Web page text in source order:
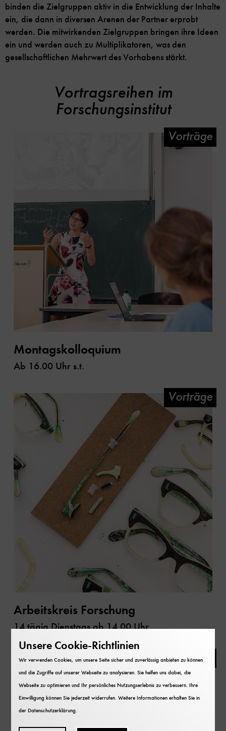
binden die Zielgruppen aktiv in die Entwicklung der Inhalte
ein, die dann in diversen Arenen der Partner erprobt
werden. Die mitwirkenden Zielgruppen bringen ihre Ideen
ein und werden auch zu Multiplikatoren, was den
gesellschaftlichen Mehrwert des Vorhabens stärkt.
Vortragsreihen im
Forschungsinstitut
Montagskolloquium
Ab 16.00 Uhr s.t.
Vorträge
Arbeitskreis Forschung
14 tägig Dienstags ab 14.00 Uhr
Vorträge
Vorträge
Unsere Cookie-Richtlinien
Wir verwenden Cookies, um unsere Seite sicher und zuverlässig anbieten zu können
und die Zugriffe auf unserer Webseite zu analysieren. Sie helfen uns dabei, die
Webseite zu optimieren und Ihr persönliches Nutzungserlebnis zu verbessern. Ihre
Einwilligung können Sie jederzeit widerrufen. Weitere Informationen erhalten Sie in
derDatenschutzerklärung